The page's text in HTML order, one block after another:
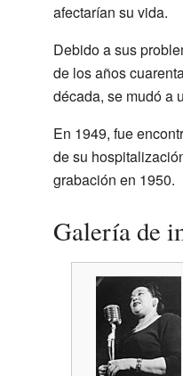
afectarían su vida.
Debido a sus
de los años
década, se mudó a
En 1949, fue
de su
grabación en 1950.
Galería de